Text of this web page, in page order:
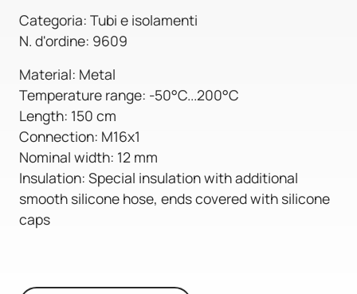
Categoria: Tubi e isolamenti
N. d'ordine: 9609
Material: Metal
Temperature range: -50°C...200°C
Length: 150 cm
Connection: M16x1
Nominal width: 12 mm
Insulation: Special insulation with additional
smooth silicone hose, ends covered with silicone
caps